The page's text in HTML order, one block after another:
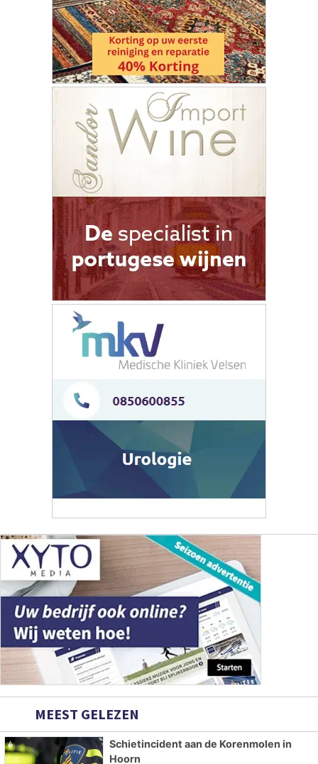
MEEST GELEZEN
Schietincident aan de Korenmolen in
Hoorn